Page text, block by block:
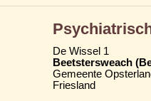
De Wissel 1
Beetstersweach
Gemeente
Friesland